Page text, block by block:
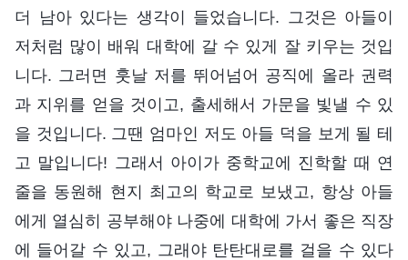
더 남아 있다는 생각이 들었습니다. 그것은 아들이
저처럼 많이 배워 대학에 갈 수 있게 잘 키우는 것입
니다. 그러면 훗날 저를 뛰어넘어 공직에 올라 권력
과 지위를 얻을 것이고, 출세해서 가문을 빛낼 수 있
을 것입니다. 그땐 엄마인 저도 아들 덕을 보게 될 테
고 말입니다! 그래서 아이가 중학교에 진학할 때 연
줄을 동원해 현지 최고의 학교로 보냈고, 항상 아들
에게 열심히 공부해야 나중에 대학에 가서 좋은 직장
에 들어갈 수 있고, 그래야 탄탄대로를 걸을 수 있다